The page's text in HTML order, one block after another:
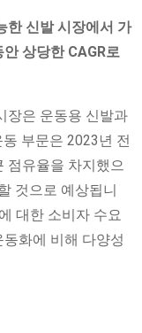
한 신발 시장에서 가
상당한 CAGR로
장은 운동용 신발과
부문은 2023년 전
점유율을 차지했으
것으로 예상됩니
대한 소비자 수요
화에 비해 다양성